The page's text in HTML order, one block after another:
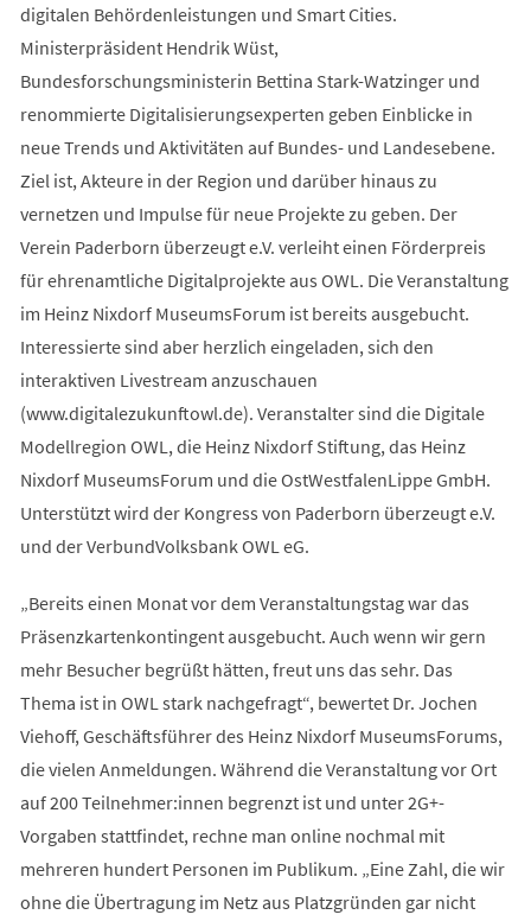
digitalen Behördenleistungen und Smart Cities.
Ministerpräsident Hendrik Wüst,
Bundesforschungsministerin Bettina Stark-Watzinger und
renommierte Digitalisierungsexperten geben Einblicke in
neue Trends und Aktivitäten auf Bundes- und Landesebene.
Ziel ist, Akteure in der Region und darüber hinaus zu
vernetzen und Impulse für neue Projekte zu geben. Der
Verein Paderborn überzeugt e.V. verleiht einen Förderpreis
für ehrenamtliche Digitalprojekte aus OWL. Die Veranstaltung
im Heinz Nixdorf MuseumsForum ist bereits ausgebucht.
Interessierte sind aber herzlich eingeladen, sich den
interaktiven Livestream anzuschauen
(www.digitalezukunftowl.de). Veranstalter sind die Digitale
Modellregion OWL, die Heinz Nixdorf Stiftung, das Heinz
Nixdorf MuseumsForum und die OstWestfalenLippe GmbH.
Unterstützt wird der Kongress von Paderborn überzeugt e.V.
und der VerbundVolksbank OWL eG.
„Bereits einen Monat vor dem Veranstaltungstag war das
Präsenzkartenkontingent ausgebucht. Auch wenn wir gern
mehr Besucher begrüßt hätten, freut uns das sehr. Das
Thema ist in OWL stark nachgefragt“, bewertet Dr. Jochen
Viehoff, Geschäftsführer des Heinz Nixdorf MuseumsForums,
die vielen Anmeldungen. Während die Veranstaltung vor Ort
auf 200 Teilnehmer:innen begrenzt ist und unter 2G+-
Vorgaben stattfindet, rechne man online nochmal mit
mehreren hundert Personen im Publikum. „Eine Zahl, die wir
ohne die Übertragung im Netz aus Platzgründen gar nicht